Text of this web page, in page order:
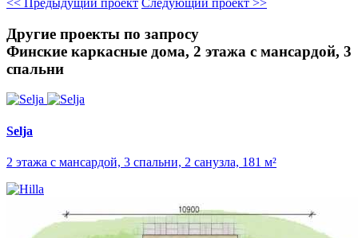
Другие проекты по запросу
Финские каркасные дома, 2 этажа с мансардой, 3
спальни
Selja
2 этажа с мансардой, 3 спальни, 2 санузла, 181 м²